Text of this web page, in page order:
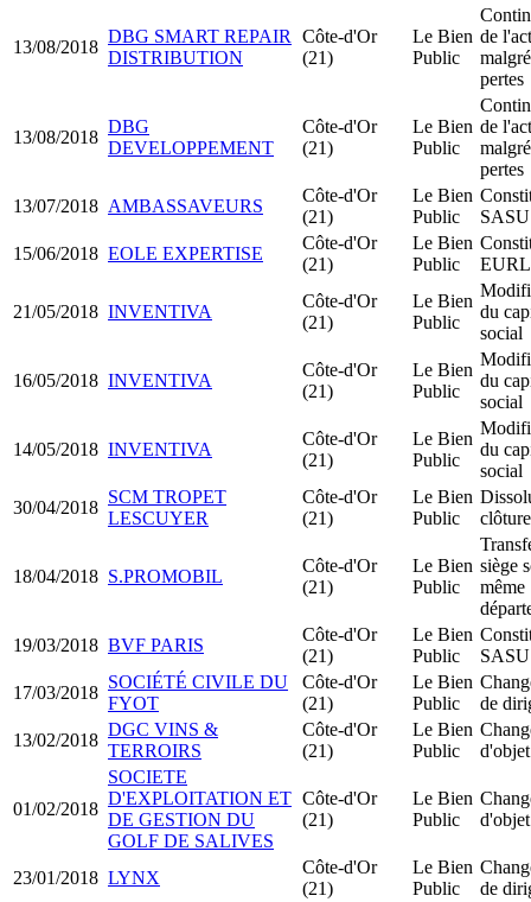
13/08/2018
DBG SMART REPAIR
DISTRIBUTION
Côte-d'Or
(21)
Le Bien
Public
de
pertes
13/08/2018
DBG
DEVELOPPEMENT
Côte-d'Or
(21)
Le Bien
Public
de
pertes
13/07/2018 AMBASSAVEURS
Côte-d'Or
(21)
Le Bien
Public
SASU
15/06/2018 EOLE EXPERTISE
Côte-d'Or
(21)
Le Bien
Public
EURL
21/05/2018 INVENTIVA
Côte-d'Or
(21)
Le Bien
Public
du
social
16/05/2018 INVENTIVA
Côte-d'Or
(21)
Le Bien
Public
du
social
14/05/2018 INVENTIVA
Côte-d'Or
(21)
Le Bien
Public
du
social
30/04/2018
SCM TROPET
LESCUYER
Côte-d'Or
(21)
Le Bien
Public
clôture
18/04/2018 S.PROMOBIL
Côte-d'Or
(21)
Le Bien
Public
siège
même
19/03/2018 BVF PARIS
Côte-d'Or
(21)
Le Bien
Public
SASU
17/03/2018
SOCIÉTÉ CIVILE DU
FYOT
Côte-d'Or
(21)
Le Bien
Public
de
13/02/2018
DGC VINS &
TERROIRS
Côte-d'Or
(21)
Le Bien
Public
01/02/2018
SOCIETE
D'EXPLOITATION ET
DE GESTION DU
GOLF DE SALIVES
Côte-d'Or
(21)
Le Bien
Public
23/01/2018 LYNX
Côte-d'Or
(21)
Le Bien
Public
de